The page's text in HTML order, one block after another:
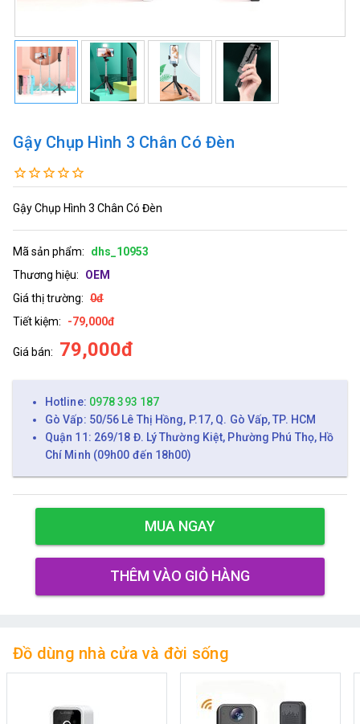
Gậy Chụp Hình 3 Chân Có Đèn
Gậy Chụp Hình 3 Chân Có Đèn
Mã sản phẩm:
dhs_10953
Thương hiệu:
OEM
Giá thị trường: 0đ
Tiết kiệm:
-79,000đ
Giá bán: 79,000đ
Hotline: 0978 393 187
Gò Vấp: 50/56 Lê Thị Hồng, P.17, Q. Gò Vấp, TP. HCM
Quận 11: 269/18 Đ. Lý Thường Kiệt, Phường Phú Thọ, Hồ
Chí Minh (09h00 đến 18h00)
MUA NGAY
THÊM VÀO GIỎ HÀNG
Đồ dùng nhà cửa và đời sống